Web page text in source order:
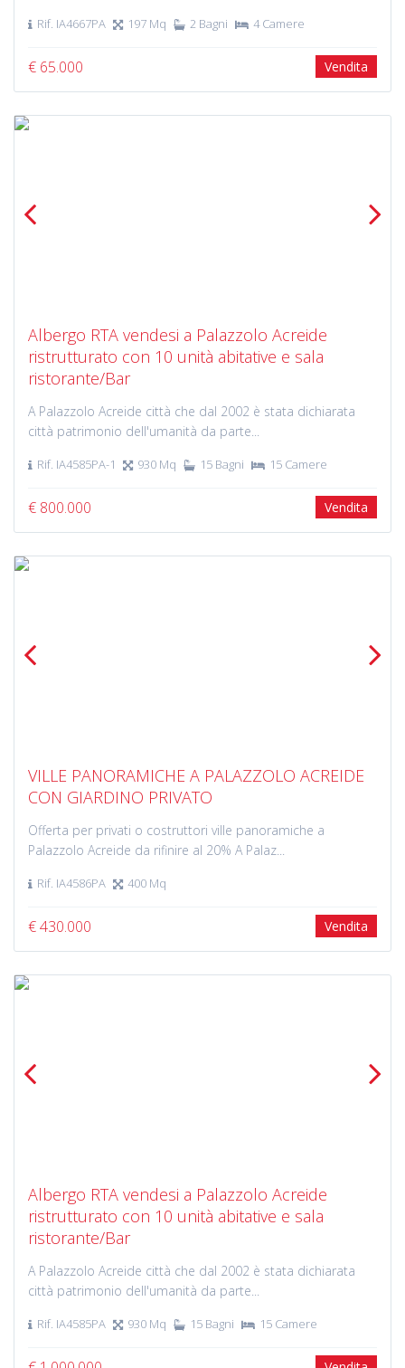
Rif. IA4667PA 197 Mq 2 Bagni 4 Camere
€ 65.000 Vendita
Albergo RTA vendesi a Palazzolo Acreide
ristrutturato con 10 unità abitative e sala
ristorante/Bar
A Palazzolo Acreide città che dal 2002 è stata dichiarata
città patrimonio dell'umanità da parte...
Rif. IA4585PA-1 930 Mq 15 Bagni 15 Camere
€ 800.000 Vendita
VILLE PANORAMICHE A PALAZZOLO ACREIDE
CON GIARDINO PRIVATO
Offerta per privati o costruttori ville panoramiche a
Palazzolo Acreide da rifinire al 20% A Palaz...
Rif. IA4586PA 400 Mq
€ 430.000 Vendita
Albergo RTA vendesi a Palazzolo Acreide
ristrutturato con 10 unità abitative e sala
ristorante/Bar
A Palazzolo Acreide città che dal 2002 è stata dichiarata
città patrimonio dell'umanità da parte...
Rif. IA4585PA 930 Mq 15 Bagni 15 Camere